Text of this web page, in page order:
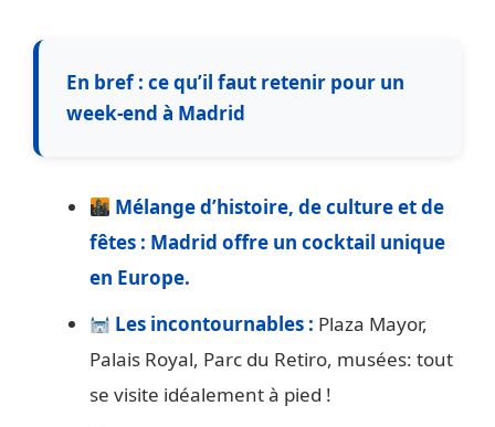
En bref : ce qu’il faut retenir pour un
week-end à Madrid
Mélange d’histoire, de culture et de
fêtes : Madrid offre un cocktail unique
en Europe.
Les incontournables : Plaza Mayor,
Palais Royal, Parc du Retiro, musées: tout
se visite idéalement à pied !